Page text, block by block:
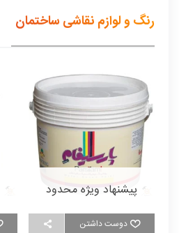
رنگ و لوازم نقاشی ساختمان
دوست داشتن
پیشنهاد ویژه محدود